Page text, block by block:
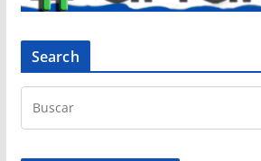
Search